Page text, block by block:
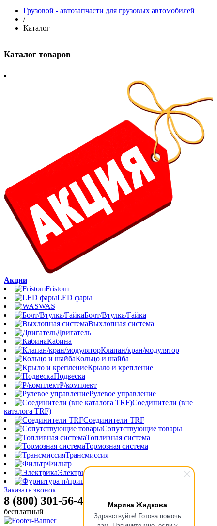
Марина Жидкова
Здравствуйте! Готова помочь
Грузовой - автозапчасти для грузовых автомобилей
/
Каталог
Каталог товаров
Акции
Fristom
LED фары
WAS
Болт/Втулка/Гайка
Выхлопная система
Двигатель
Кабина
Клапан/кран/модулятор
Кольцо и шайба
Крыло и крепление
Подвеска
Р/комплект
Рулевое управление
Соединители (вне
каталога TRF)
Соединители TRF
Сопутствующие товары
Топливная система
Тормозная система
Трансмиссия
Фильтр
Электрика
Заказать звонок
8 (800) 301-56-47
бесплатный